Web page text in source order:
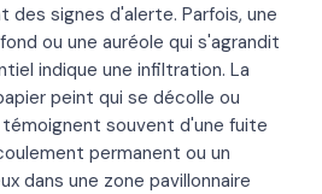
des signes d'alerte. Parfois, une
ou une auréole qui s'agrandit
indique une infiltration. La
peint qui se décolle ou
souvent d'une fuite
permanent ou un
dans une zone pavillonnaire